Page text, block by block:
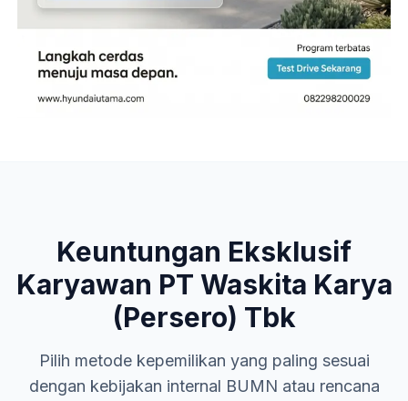
Keuntungan Eksklusif
Karyawan PT Waskita Karya
(Persero) Tbk
Pilih metode kepemilikan yang paling sesuai
dengan kebijakan internal BUMN atau rencana